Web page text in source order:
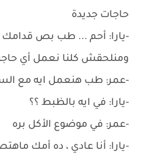
حاجات جديدة
-يارا: أحم ... طب بص قدامك
ومنلحقش كلنا نعمل أي
-عمر: طب هنعمل ايه مع
-يارا: في ايه بالظبط ؟؟
-عمر: في موضوع الأكل بره
-يارا: أنا عادي ، ده أمك